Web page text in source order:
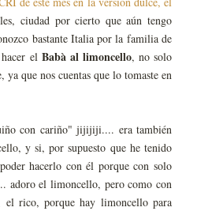
ciudad por cierto que aún tengo
bastante Italia por la familia de
el Babà al limoncello, no solo
que nos cuentas que lo tomaste en
con cariño" jijijiji.... era también
y si, por supuesto que he tenido
hacerlo con él porque con solo
adoro el limoncello, pero como con
el rico, porque hay limoncello para